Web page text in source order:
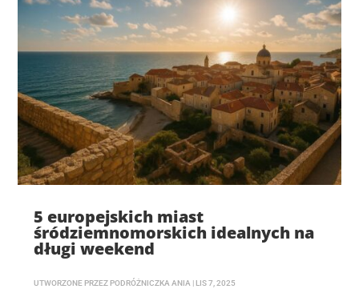
5 europejskich miast
śródziemnomorskich idealnych na
długi weekend
UTWORZONE PRZEZ PODRÓŻNICZKA ANIA | LIS 7, 2025